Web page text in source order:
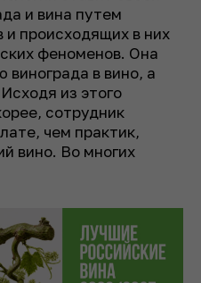
и вина путем
и происходящих в них
феноменов. Она
в вино, а
из этого
сотрудник
чем практик,
вино. Во многих